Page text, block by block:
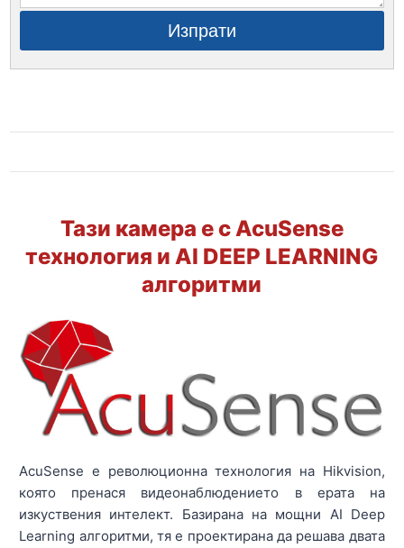
Изпрати
Тази камера е с AcuSense
технология и AI DEEP LEARNING
алгоритми
AcuSense е революционна технология на Hikvision,
която пренася видеонаблюдението в ерата на
изкуствения интелект. Базирана на мощни AI Deep
Learning алгоритми, тя е проектирана да решава двата